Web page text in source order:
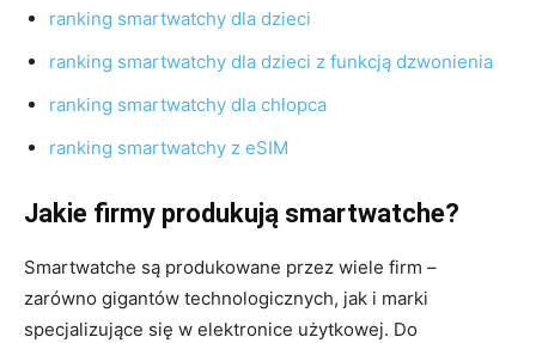
ranking smartwatchy dla dzieci
ranking smartwatchy dla dzieci z funkcją dzwonienia
ranking smartwatchy dla chłopca
ranking smartwatchy z eSIM
Jakie firmy produkują smartwatche?
Smartwatche są produkowane przez wiele firm –
zarówno gigantów technologicznych, jak i marki
specjalizujące się w elektronice użytkowej. Do